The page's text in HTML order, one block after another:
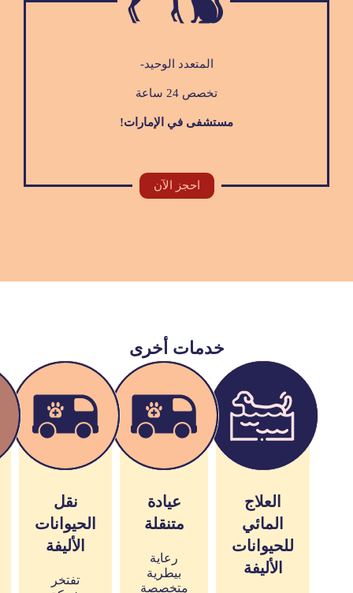
المتعدد الوحيد-
تخصص 24 ساعة
مستشفى في الإمارات!
احجز الآن
خدمات أخرى
العلاج
المائي
للحيوانات
الأليفة
عيادة
متنقلة
رعاية
بيطرية
متخصصة
نقل
الحيوانات
الأليفة
تفتخر